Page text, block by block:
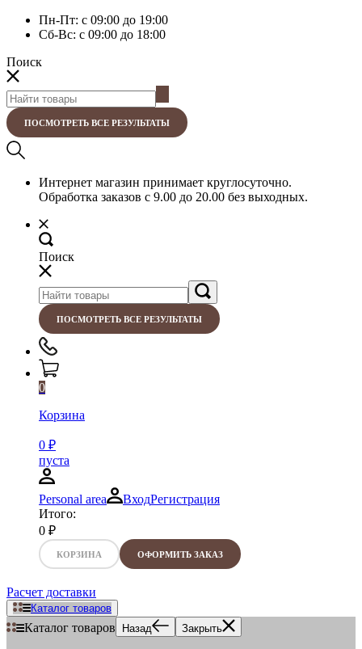
Пн-Пт: с 09:00 до 19:00
Сб-Вс: с 09:00 до 18:00
Поиск
ПОСМОТРЕТЬ ВСЕ РЕЗУЛЬТАТЫ
Интернет магазин принимает круглосуточно.
Обработка заказов с 9.00 до 20.00 без выходных.
Поиск
ПОСМОТРЕТЬ ВСЕ РЕЗУЛЬТАТЫ
0
Корзина
0 ₽
пуста
Personal area ВходРегистрация
Итого:
0 ₽
КОРЗИНА ОФОРМИТЬ ЗАКАЗ
Расчет доставки
Каталог товаров
Каталог товаров Назад Закрыть